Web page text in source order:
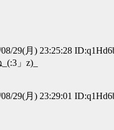
08/29(月) 23:25:28
」z)_
08/29(月) 23:29:01